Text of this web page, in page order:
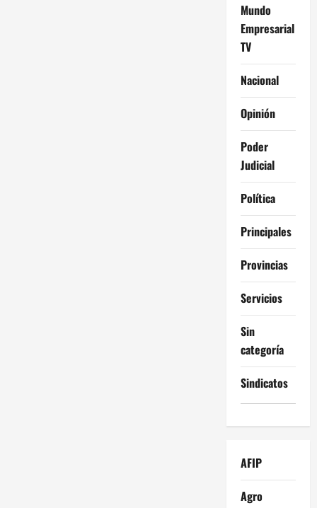
Mundo
Empresarial
TV
Nacional
Opinión
Poder
Judicial
Política
Principales
Provincias
Servicios
Sin
categoría
Sindicatos
AFIP
Agro